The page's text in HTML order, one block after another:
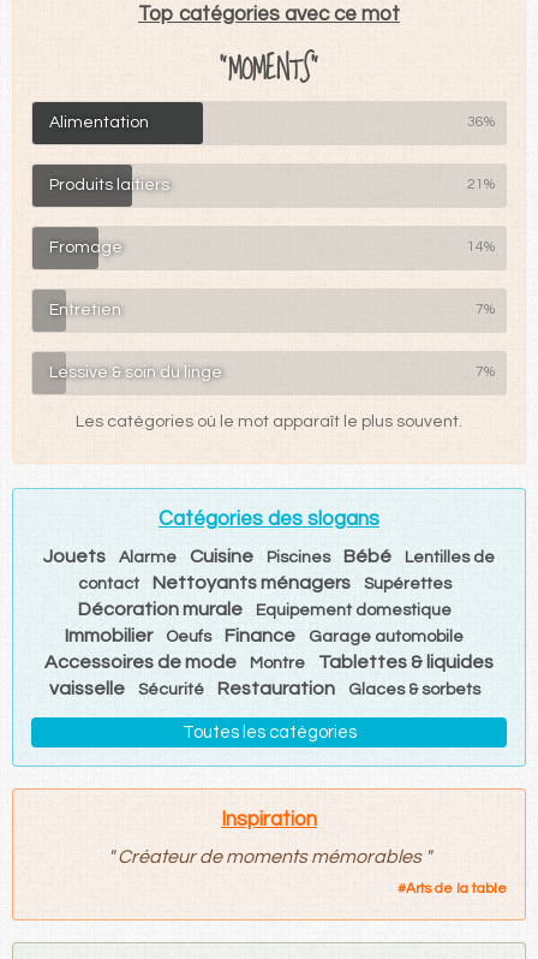
Top catégories avec ce mot
"MOMENTS"
Alimentation 36%
Produits laitiers 21%
Fromage 14%
Entretien 7%
Lessive & soin du linge 7%
Les catégories où le mot apparaît le plus souvent.
Catégories des slogans
Jouets Alarme Cuisine Piscines Bébé
Lentilles de
contact
Nettoyants ménagers Supérettes
Décoration murale Equipement domestique
Immobilier Oeufs Finance Garage automobile
Accessoires de mode Montre
Tablettes & liquides
vaisselle
Sécurité Restauration Glaces & sorbets
Toutes les catégories
Inspiration
" Créateur de moments mémorables "
#Arts de la table